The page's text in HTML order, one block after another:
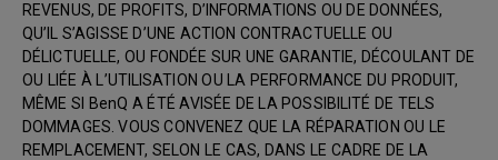
REVENUS, DE PROFITS, D’INFORMATIONS OU DE DONNÉES,
QU’IL S’AGISSE D’UNE ACTION CONTRACTUELLE OU
DÉLICTUELLE, OU FONDÉE SUR UNE GARANTIE, DÉCOULANT DE
OU LIÉE À L’UTILISATION OU LA PERFORMANCE DU PRODUIT,
MÊME SI BenQ A ÉTÉ AVISÉE DE LA POSSIBILITÉ DE TELS
DOMMAGES. VOUS CONVENEZ QUE LA RÉPARATION OU LE
REMPLACEMENT, SELON LE CAS, DANS LE CADRE DE LA